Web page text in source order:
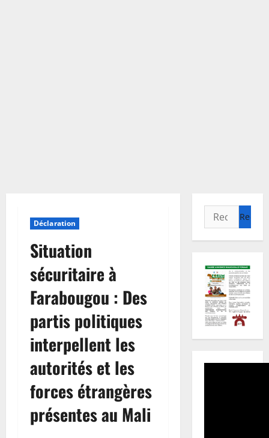
Déclaration
Situation
sécuritaire à
Farabougou : Des
partis politiques
interpellent les
autorités et les
forces étrangères
présentes au Mali
Rechercher :